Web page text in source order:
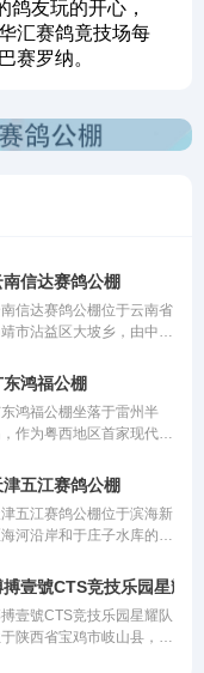
鸽友玩的开心，
汇赛鸽竟技场每
赛罗纳。
南信达赛鸽公棚
信达赛鸽公棚位于云南省
市沾益区大坡乡，由中国
、国内先进、科学合理的设
案进行建设，采用一体化
结构，公棚长200米，宽
米，高15米，可容纳
养团队，均达到业内领先
平，为广大鸽友创造一个心
往的赛鸽净地。
东鸿福公棚
鸿福公棚坐落于雷州半
作为粤西地区首家现代化
、透明、卓越”的理念，
打造华南地区标杆公棚。
硬件设施卓著：占地50
鸽舍主体长137米、宽40
用抗风结构；创新采用全
首座钢筋混凝土降落台（长
米，高12米）；地网高达
米，确保干燥通风。我们
津五江赛鸽公棚
五江赛鸽公棚位于滨海新
河沿岸和于庄子水库的生
业生态园内，占地300亩，
中公棚占地80亩。地理位
得天独厚，是滨海新区范围
适合信鸽饲养、比赛的场
壹號CTS竞技乐园星耀队
壹號CTS竞技乐园星耀队
陕西省宝鸡市岐山县，主